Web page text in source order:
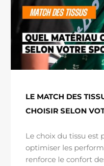
LE MATCH DES
CHOISIR SELON
Le choix du tissu est
optimiser les
renforce le confort